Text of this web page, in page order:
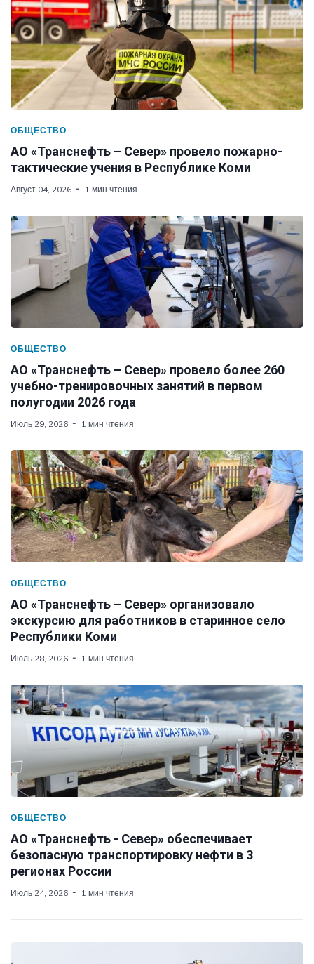
ОБЩЕСТВО
АО «Транснефть – Север» провело пожарно-
тактические учения в Республике Коми
Август 04, 2026 1 мин чтения
ОБЩЕСТВО
АО «Транснефть – Север» провело более 260
учебно-тренировочных занятий в первом
полугодии 2026 года
Июль 29, 2026 1 мин чтения
ОБЩЕСТВО
АО «Транснефть – Север» организовало
экскурсию для работников в старинное село
Республики Коми
Июль 28, 2026 1 мин чтения
ОБЩЕСТВО
АО «Транснефть - Север» обеспечивает
безопасную транспортировку нефти в 3
регионах России
Июль 24, 2026 1 мин чтения